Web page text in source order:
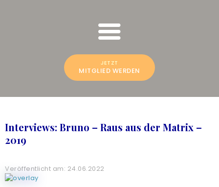
JETZT
MITGLIED WERDEN
FREESPIRIT ONLINE SCHULUNGEN
Bruno Würtenberger & Aline N. Brandstetter
& UNTERSTÜTZUNG
COMMUNITY
HILFE UND SUPPORT
Interviews: Bruno – Raus aus der Matrix –
2019
Veröffentlicht am: 24.06.2022